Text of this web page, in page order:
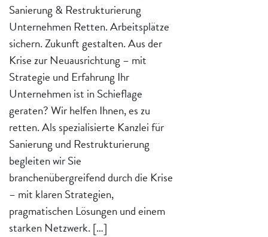
Sanierung & Restrukturierung
Unternehmen Retten. Arbeitsplätze
sichern. Zukunft gestalten. Aus der
Krise zur Neuausrichtung – mit
Strategie und Erfahrung Ihr
Unternehmen ist in Schieflage
geraten? Wir helfen Ihnen, es zu
retten. Als spezialisierte Kanzlei für
Sanierung und Restrukturierung
begleiten wir Sie
branchenübergreifend durch die Krise
– mit klaren Strategien,
pragmatischen Lösungen und einem
starken Netzwerk. […]